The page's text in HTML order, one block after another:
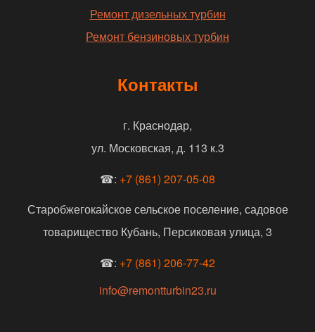
Ремонт дизельных турбин
Ремонт бензиновых турбин
Контакты
г. Краснодар,
ул. Московская, д. 113 к.3
☎: +7 (861) 207-05-08
Старобжегокайское сельское поселение, садовое
товарищество Кубань, Персиковая улица, 3
☎: +7 (861) 206-77-42
info@remontturbin23.ru